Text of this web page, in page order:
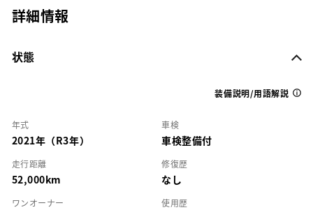
詳細情報
状態
装備説明/用語解説
年式
2021年（R3年）
車検
車検整備付
走行距離
52,000km
修復歴
なし
ワンオーナー 使用歴